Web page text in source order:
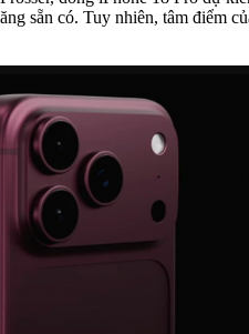
sẵn có. Tuy nhiên, tâm điểm